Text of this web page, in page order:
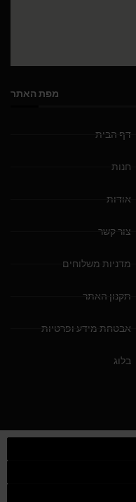
מפת האתר
דף הבית
חנות
אודות
צור קשר
מדניות משלוחים
תקנון האתר
אבטחת מידע ופרטיות
בלוג